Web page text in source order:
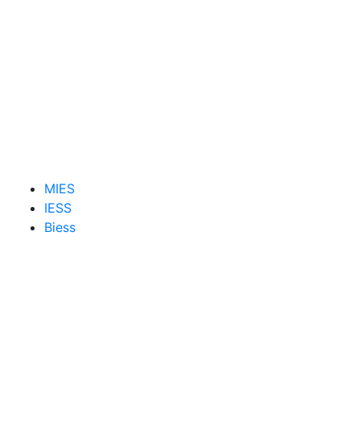
MIES
IESS
Biess